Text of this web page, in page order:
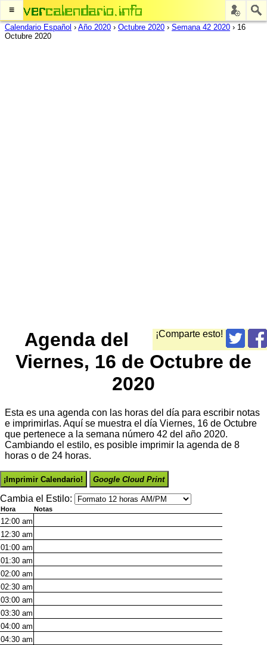
≡
Calendario Español › Año 2020 › Octubre 2020 › Semana 42 2020 › 16
Octubre 2020
¡Comparte esto!
Agenda del
Viernes, 16 de Octubre de
2020
Esta es una agenda con las horas del día para escribir notas
e imprimirlas. Aquí se muestra el día Viernes, 16 de Octubre
que pertenece a la semana número 42 del año 2020.
Cambiando el estilo, es posible imprimir la agenda de 8
horas o de 24 horas.
¡Imprimir Calendario! Google Cloud Print
Cambia el Estilo:
Hora Notas
12:00 am
12:30 am
01:00 am
01:30 am
02:00 am
02:30 am
03:00 am
03:30 am
04:00 am
04:30 am